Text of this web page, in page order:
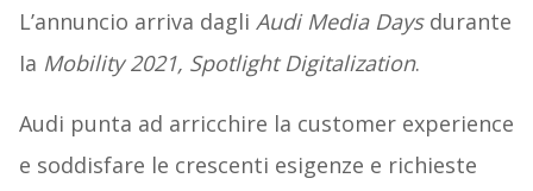
L’annuncio arriva dagli Audi Media Daysdurante
Ia Mobility 2021, Spotlight Digitalization.
Audi punta ad arricchire la customer experience
e soddisfare le crescenti esigenze e richieste